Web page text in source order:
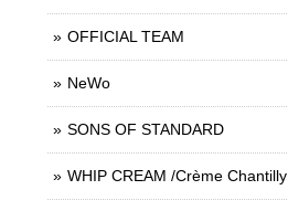
OFFICIAL TEAM
NeWo
SONS OF STANDARD
WHIP CREAM /Crème Chantilly